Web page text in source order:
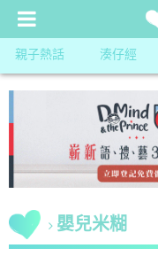
親子熱話 湊仔經
嬰兒米糊